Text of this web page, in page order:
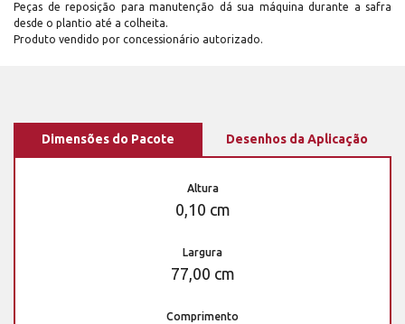
Peças de reposição para manutenção dá sua máquina durante a safra
desde o plantio até a colheita.
Produto vendido por concessionário autorizado.
Dimensões do Pacote Desenhos da Aplicação
Altura
0,10 cm
Largura
77,00 cm
Comprimento